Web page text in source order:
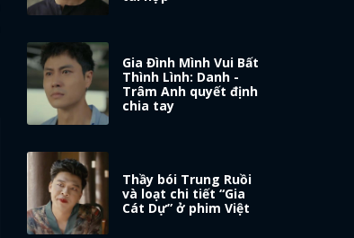
Gia Đình Mình Vui Bất
Thình Lình: Danh -
Trâm Anh quyết định
chia tay
Thầy bói Trung Ruồi
và loạt chi tiết “Gia
Cát Dự” ở phim Việt